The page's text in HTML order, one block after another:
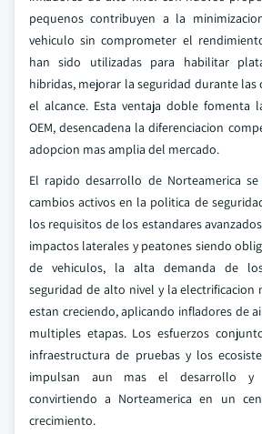
pequenos contribuyen a la
vehiculo sin comprometer el
han sido utilizadas para habilitar
hibridas, mejorar la seguridad durante las
el alcance. Esta ventaja doble fomenta
OEM, desencadena la diferenciacion
adopcion mas amplia del mercado.
El rapido desarrollo de Norteamerica
cambios activos en la politica de
los requisitos de los estandares
impactos laterales y peatones siendo
de vehiculos, la alta demanda de
seguridad de alto nivel y la electrificacion
estan creciendo, aplicando infladores de
multiples etapas. Los esfuerzos
infraestructura de pruebas y los
impulsan aun mas el desarrollo y
convirtiendo a Norteamerica en un
crecimiento.